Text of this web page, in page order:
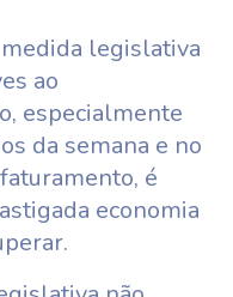
legislativa
ao
especialmente
da semana e no
é
economia